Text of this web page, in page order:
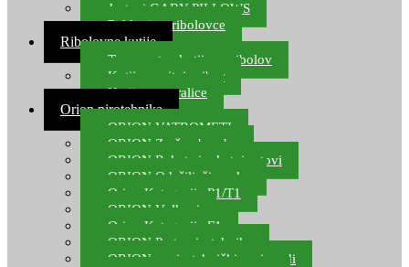
Jastuci GABY PILLOWS
Pokloni za ribolovce
Ribolovne kutije
Transportne kutije za ribolov
Kutije za sitni pribor
Kutije za varalice
Orion pirotehnika
ORION VATROMETI
ORION Zračne bombe
ORION Rakete i raketni setovi
ORION Odašiljači zvuka
Orion Kategorija P1/T1
ORION Vulkani
Orion Kategorija F1
ORION Party pirotehnika
ORION nepirotehnički proizvodi